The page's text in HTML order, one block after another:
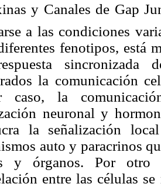
y Canales de Gap
a las condiciones
fenotipos, está
sincronizada
la comunicación
caso, la
neuronal y
la señalización
auto y paracrinos
y órganos. Por otro
entre las células